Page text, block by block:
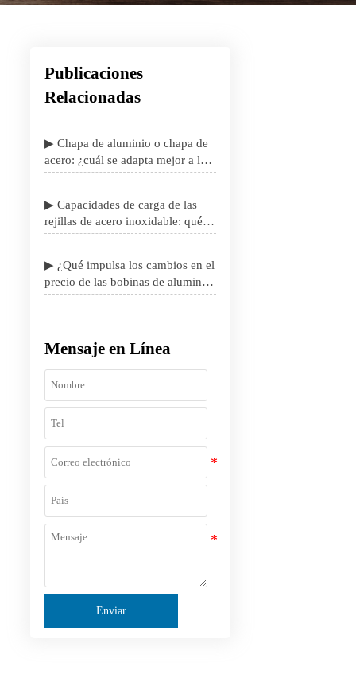
Publicaciones
Relacionadas
▶ Chapa de aluminio o chapa de
acero: ¿cuál se adapta mejor a los
proyectos sensibles al peso?
▶ Capacidades de carga de las
rejillas de acero inoxidable: qué
importa antes de la especificación
▶ ¿Qué impulsa los cambios en el
precio de las bobinas de aluminio
en los contratos de suministro
Mensaje en Línea
Enviar